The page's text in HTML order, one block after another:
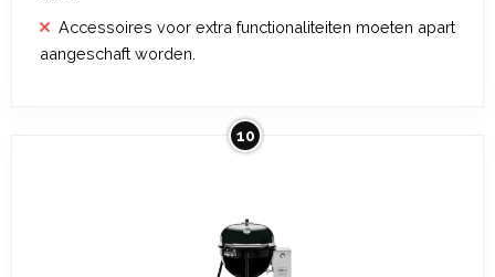
Accessoires voor extra functionaliteiten moeten apart
aangeschaft worden.
10